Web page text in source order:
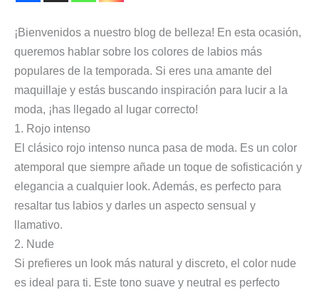
¡Bienvenidos a nuestro blog de belleza! En esta ocasión,
queremos hablar sobre los colores de labios más
populares de la temporada. Si eres una amante del
maquillaje y estás buscando inspiración para lucir a la
moda, ¡has llegado al lugar correcto!
1. Rojo intenso
El clásico rojo intenso nunca pasa de moda. Es un color
atemporal que siempre añade un toque de sofisticación y
elegancia a cualquier look. Además, es perfecto para
resaltar tus labios y darles un aspecto sensual y
llamativo.
2. Nude
Si prefieres un look más natural y discreto, el color nude
es ideal para ti. Este tono suave y neutral es perfecto